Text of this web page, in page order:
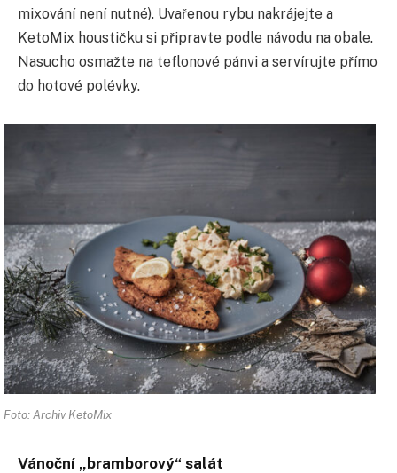
mixování není nutné). Uvařenou rybu nakrájejte a
KetoMix houstičku si připravte podle návodu na obale.
Nasucho osmažte na teflonové pánvi a servírujte přímo
do hotové polévky.
Foto: Archiv KetoMix
Vánoční „bramborový“ salát